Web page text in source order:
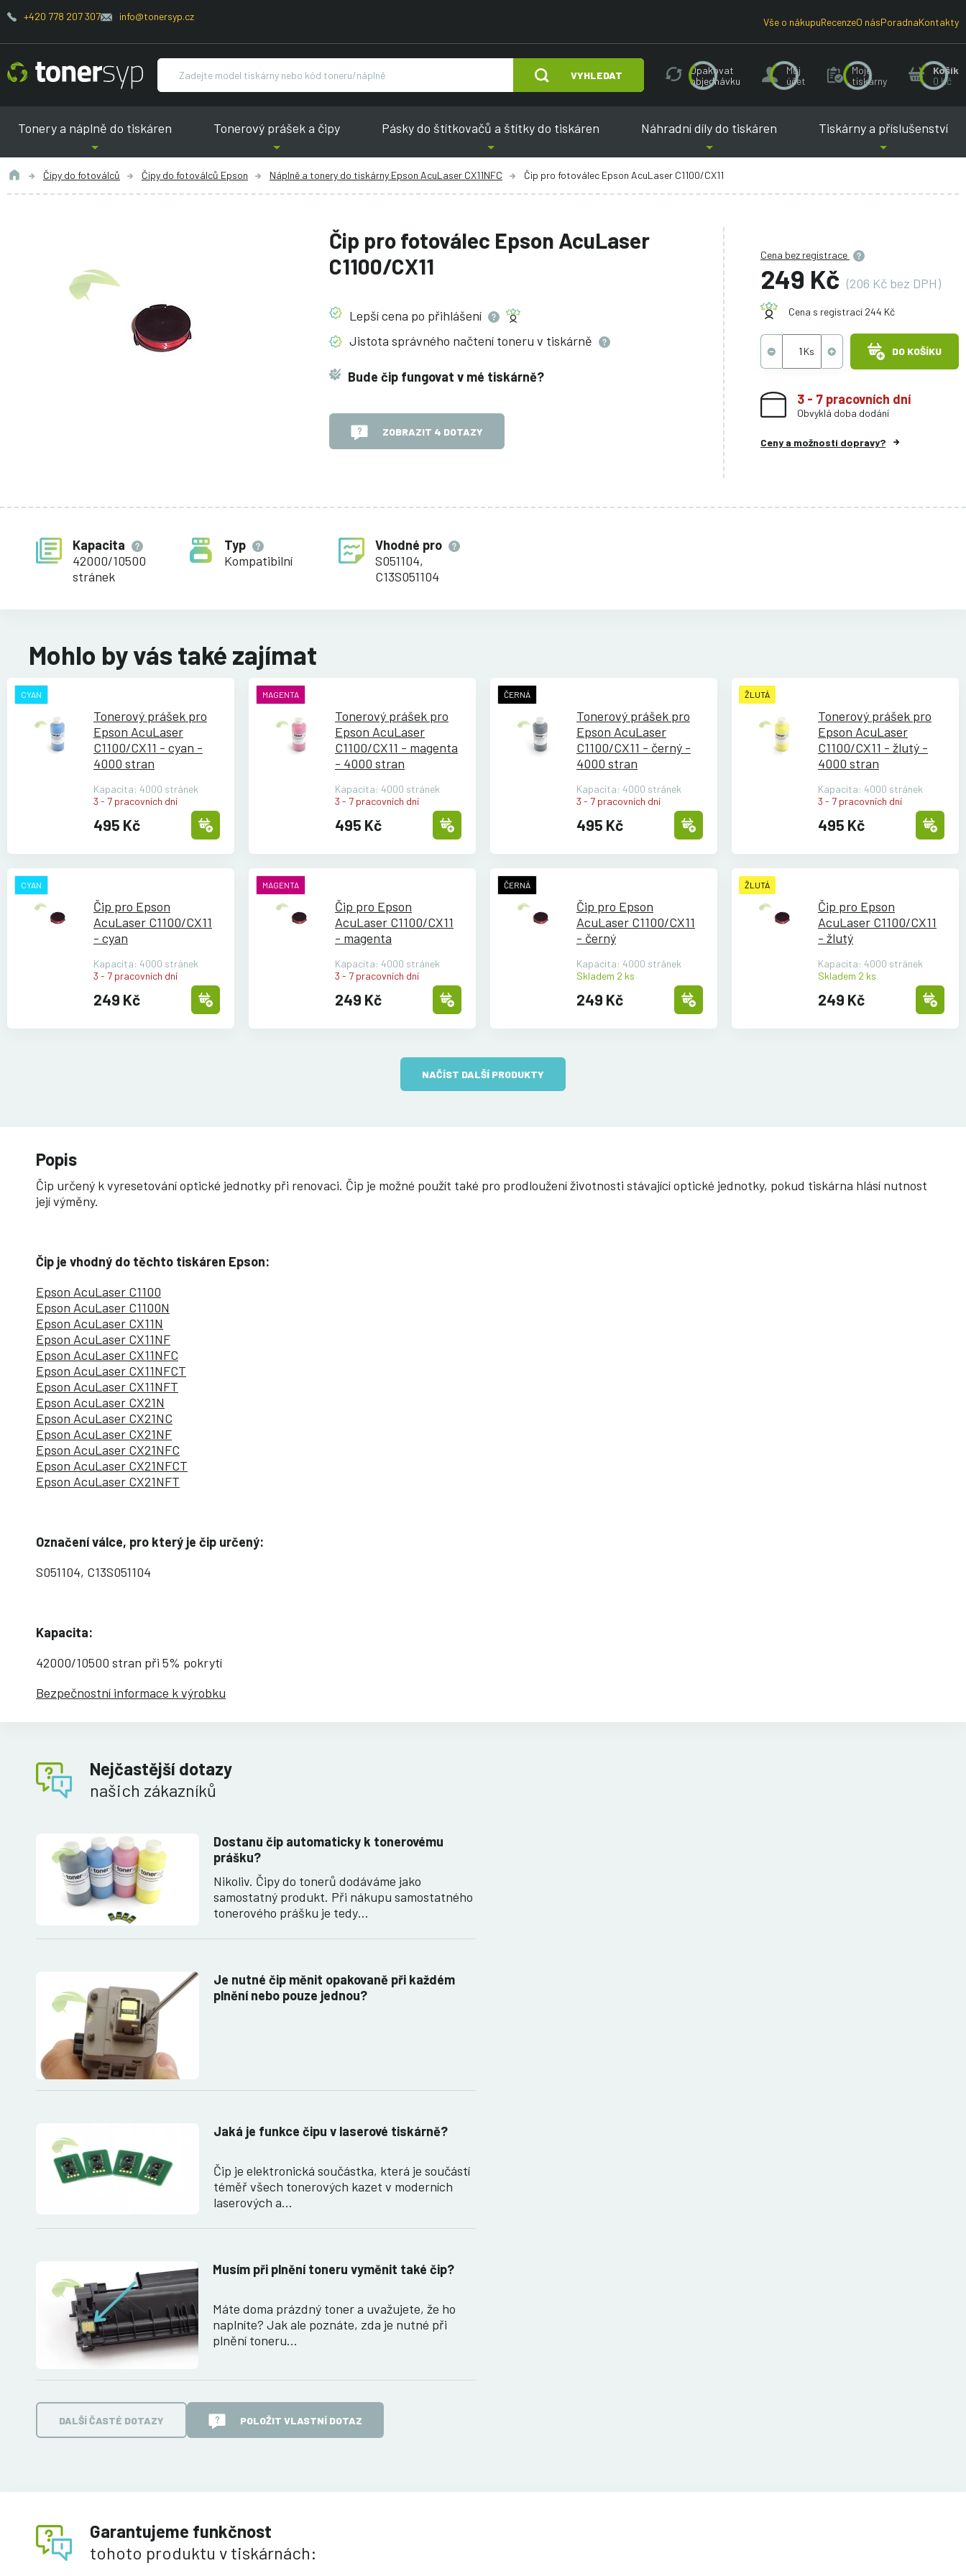
+420 778 207 307 info@tonersyp.cz Vše o nákupuRecenzeO násPoradnaKontakty
VYHLEDAT
Opakovat
objednávku
Můj
účet
Moje
tiskárny
Košík
0 Kč
Tonery a náplně do tiskáren Tonerový prášek a čipy Pásky do štítkovačů a štítky do tiskáren Náhradní díly do tiskáren Tiskárny a příslušenství
Čipy do fotoválců Čipy do fotoválců Epson Náplně a tonery do tiskárny Epson AcuLaser CX11NFC Čip pro fotoválec Epson AcuLaser C1100/CX11
Čip pro fotoválec Epson AcuLaser
C1100/CX11
Lepší cena po přihlášení
Jistota správného načtení toneru v tiskárně
Bude čip fungovat v mé tiskárně?
ZOBRAZIT 4 DOTAZY
Cena bez registrace
249 Kč (206 Kč bez DPH)
Cena s registrací 244 Kč
DO KOŠÍKU
3 - 7 pracovních dní
Obvyklá doba dodání
Ceny a možnosti dopravy?
Kapacita
42000/10500
stránek
Typ
Kompatibilní
Vhodné pro
S051104,
C13S051104
Mohlo by vás také zajímat
CYAN
Tonerový prášek pro
Epson AcuLaser
C1100/CX11 - cyan -
4000 stran
Kapacita: 4000 stránek
3 - 7 pracovních dní
495 Kč
MAGENTA
Tonerový prášek pro
Epson AcuLaser
C1100/CX11 - magenta
- 4000 stran
Kapacita: 4000 stránek
3 - 7 pracovních dní
495 Kč
ČERNÁ
Tonerový prášek pro
Epson AcuLaser
C1100/CX11 - černý -
4000 stran
Kapacita: 4000 stránek
3 - 7 pracovních dní
495 Kč
ŽLUTÁ
Tonerový prášek pro
Epson AcuLaser
C1100/CX11 - žlutý -
4000 stran
Kapacita: 4000 stránek
3 - 7 pracovních dní
495 Kč
CYAN
Čip pro Epson
AcuLaser C1100/CX11
- cyan
Kapacita: 4000 stránek
3 - 7 pracovních dní
249 Kč
MAGENTA
Čip pro Epson
AcuLaser C1100/CX11
- magenta
Kapacita: 4000 stránek
3 - 7 pracovních dní
249 Kč
ČERNÁ
Čip pro Epson
AcuLaser C1100/CX11
- černý
Kapacita: 4000 stránek
Skladem 2 ks
249 Kč
ŽLUTÁ
Čip pro Epson
AcuLaser C1100/CX11
- žlutý
Kapacita: 4000 stránek
Skladem 2 ks
249 Kč
NAČÍST DALŠÍ PRODUKTY
Popis
Čip určený k vyresetování optické jednotky při renovaci. Čip je možné použít také pro prodloužení životnosti stávající optické jednotky, pokud tiskárna hlásí nutnost
její výměny.
Čip je vhodný do těchto tiskáren Epson:
Epson AcuLaser C1100
Epson AcuLaser C1100N
Epson AcuLaser CX11N
Epson AcuLaser CX11NF
Epson AcuLaser CX11NFC
Epson AcuLaser CX11NFCT
Epson AcuLaser CX11NFT
Epson AcuLaser CX21N
Epson AcuLaser CX21NC
Epson AcuLaser CX21NF
Epson AcuLaser CX21NFC
Epson AcuLaser CX21NFCT
Epson AcuLaser CX21NFT
Označení válce, pro který je čip určený:
S051104, C13S051104
Kapacita:
42000/10500 stran při 5% pokrytí
Bezpečnostní informace k výrobku
Nejčastější dotazy
našich zákazníků
Dostanu čip automaticky k tonerovému
prášku?
Nikoliv. Čipy do tonerů dodáváme jako
samostatný produkt. Při nákupu samostatného
tonerového prášku je tedy…
Je nutné čip měnit opakovaně při každém
plnění nebo pouze jednou?
Jaká je funkce čipu v laserové tiskárně?
Čip je elektronická součástka, která je součástí
téměř všech tonerových kazet v moderních
laserových a…
Musím při plnění toneru vyměnit také čip?
Máte doma prázdný toner a uvažujete, že ho
naplníte? Jak ale poznáte, zda je nutné při
plnění toneru…
DALŠÍ ČASTÉ DOTAZY POLOŽIT VLASTNÍ DOTAZ
Garantujeme funkčnost
tohoto produktu v tiskárnách: